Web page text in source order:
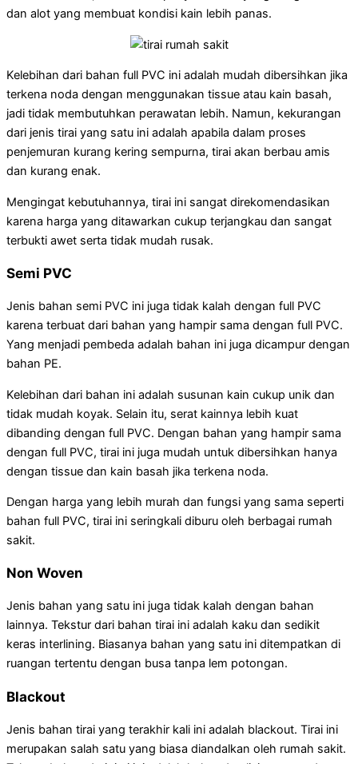
dan alot yang membuat kondisi kain lebih panas.
Kelebihan dari bahan full PVC ini adalah mudah dibersihkan jika
terkena noda dengan menggunakan tissue atau kain basah,
jadi tidak membutuhkan perawatan lebih. Namun, kekurangan
dari jenis tirai yang satu ini adalah apabila dalam proses
penjemuran kurang kering sempurna, tirai akan berbau amis
dan kurang enak.
Mengingat kebutuhannya, tirai ini sangat direkomendasikan
karena harga yang ditawarkan cukup terjangkau dan sangat
terbukti awet serta tidak mudah rusak.
Semi PVC
Jenis bahan semi PVC ini juga tidak kalah dengan full PVC
karena terbuat dari bahan yang hampir sama dengan full PVC.
Yang menjadi pembeda adalah bahan ini juga dicampur dengan
bahan PE.
Kelebihan dari bahan ini adalah susunan kain cukup unik dan
tidak mudah koyak. Selain itu, serat kainnya lebih kuat
dibanding dengan full PVC. Dengan bahan yang hampir sama
dengan full PVC, tirai ini juga mudah untuk dibersihkan hanya
dengan tissue dan kain basah jika terkena noda.
Dengan harga yang lebih murah dan fungsi yang sama seperti
bahan full PVC, tirai ini seringkali diburu oleh berbagai rumah
sakit.
Non Woven
Jenis bahan yang satu ini juga tidak kalah dengan bahan
lainnya. Tekstur dari bahan tirai ini adalah kaku dan sedikit
keras interlining. Biasanya bahan yang satu ini ditempatkan di
ruangan tertentu dengan busa tanpa lem potongan.
Blackout
Jenis bahan tirai yang terakhir kali ini adalah blackout. Tirai ini
merupakan salah satu yang biasa diandalkan oleh rumah sakit.